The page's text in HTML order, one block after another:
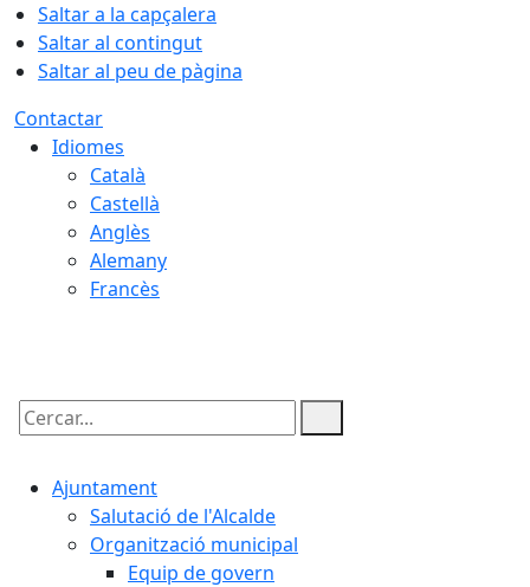
Saltar a la capçalera
Saltar al contingut
Saltar al peu de pàgina
Contactar
Idiomes
Català
Castellà
Anglès
Alemany
Francès
Cercar:
Ajuntament
Salutació de l'Alcalde
Organització municipal
Equip de govern